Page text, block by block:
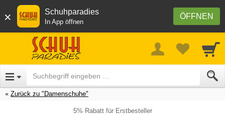
× ÖFFNEN
Schuhparadies
In App öffnen
Zurück zu "Damenschuhe"
5% Rabatt für Erstbesteller